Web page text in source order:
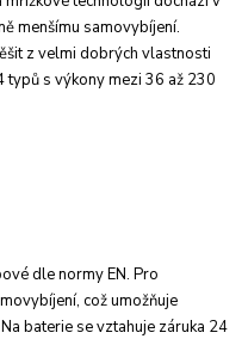
menšímu samovybíjení.
z velmi dobrýchvlastnosti
typů s výkony mezi 36 až 230
dlenormy EN. Pro
což umožňuje
baterie se vztahuje záruka 24